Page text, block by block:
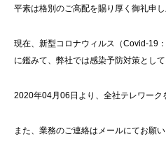
平素は格別のご高配を賜り厚く御礼申し
現在、新型コロナウィルス（Covid-19
に鑑みて、弊社では感染予防対策として
2020年04月06日より、全社テレワーク
また、業務のご連絡はメールにてお願い